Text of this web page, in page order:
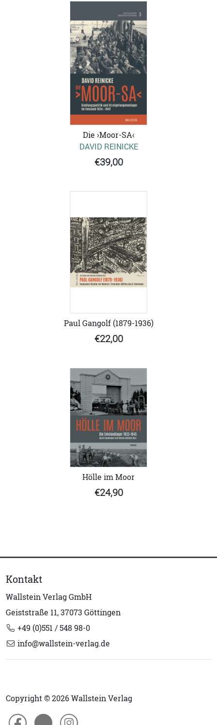
Die ›Moor-SA‹
DAVID REINICKE
€39,00
Paul Gangolf (1879-1936)
€22,00
Hölle im Moor
€24,90
Kontakt
Wallstein Verlag GmbH
Geiststraße 11, 37073 Göttingen
+49 (0)551 / 548 98-0
info@wallstein-verlag.de
Copyright © 2026 Wallstein Verlag